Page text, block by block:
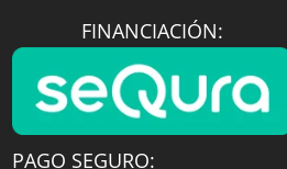
FINANCIACIÓN:
PAGO SEGURO: